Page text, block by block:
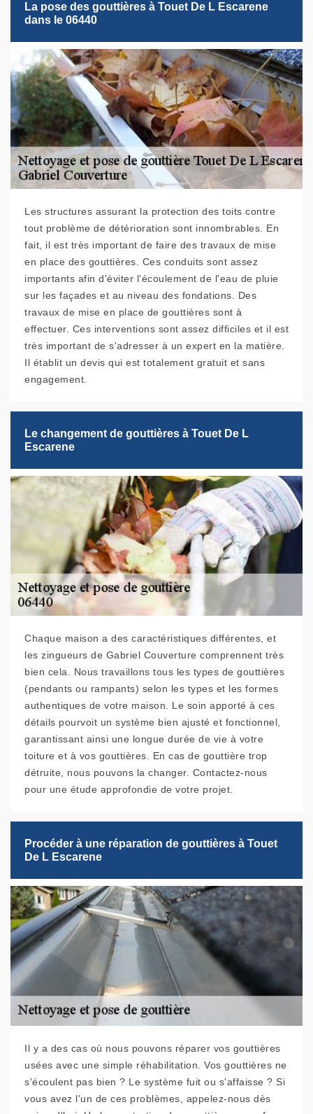
La pose des gouttières à Touet De L Escarene
dans le 06440
Les structures assurant la protection des toits contre
tout problème de détérioration sont innombrables. En
fait, il est très important de faire des travaux de mise
en place des gouttières. Ces conduits sont assez
importants afin d'éviter l'écoulement de l'eau de pluie
sur les façades et au niveau des fondations. Des
travaux de mise en place de gouttières sont à
effectuer. Ces interventions sont assez difficiles et il est
très important de s'adresser à un expert en la matière.
Il établit un devis qui est totalement gratuit et sans
engagement.
Le changement de gouttières à Touet De L
Escarene
Chaque maison a des caractéristiques différentes, et
les zingueurs de Gabriel Couverture comprennent très
bien cela. Nous travaillons tous les types de gouttières
(pendants ou rampants) selon les types et les formes
authentiques de votre maison. Le soin apporté à ces
détails pourvoit un système bien ajusté et fonctionnel,
garantissant ainsi une longue durée de vie à votre
toiture et à vos gouttières. En cas de gouttière trop
détruite, nous pouvons la changer. Contactez-nous
pour une étude approfondie de votre projet.
Procéder à une réparation de gouttières à Touet
De L Escarene
Il y a des cas où nous pouvons réparer vos gouttières
usées avec une simple réhabilitation. Vos gouttières ne
s'écoulent pas bien ? Le système fuit ou s'affaisse ? Si
vous avez l'un de ces problèmes, appelez-nous dès